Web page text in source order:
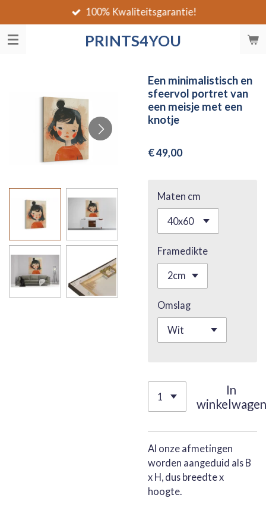
direct
naar
PRINTS4YOU
100% Kwaliteitsgarantie!
Een minimalistisch en
sfeervol portret van
een meisje met een
knotje
€ 49,00
Maten cm
Framedikte
Omslag
In
winkelwagen
Al onze afmetingen
worden aangeduid als B
x H, dus breedte x
hoogte.